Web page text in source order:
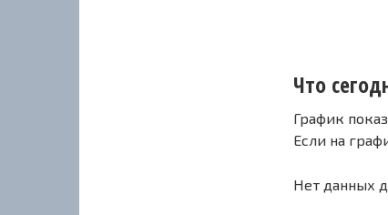
Что
График
Если на
Нет данных